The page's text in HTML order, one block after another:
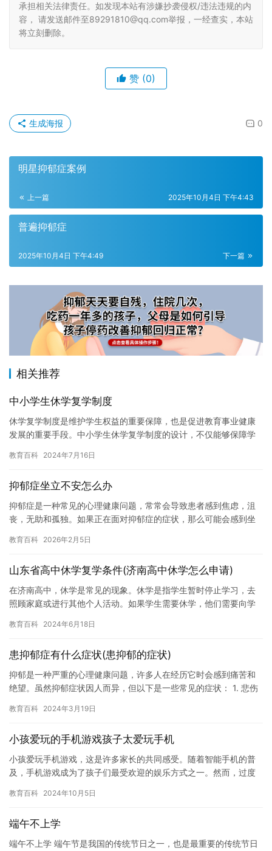
承担相关法律责任。如发现本站有涉嫌抄袭侵权/违法违规的内
容， 请发送邮件至89291810@qq.com举报，一经查实，本站
将立刻删除。
赞 (0)
0
生成海报
明星抑郁症案例
上一篇 2025年10月4日 下午4:43
普遍抑郁症
下一篇
2025年10月4日 下午4:49
相关推荐
中小学生休学复学制度
休学复学制度是维护学生权益的重要保障，也是促进教育事业健康
发展的重要手段。中小学生休学复学制度的设计，不仅能够保障学
小学生…
教育百科 2024年7月16日
抑郁症坐立不安怎么办
抑郁症是一种常见的心理健康问题，常常会导致患者感到焦虑，沮
丧，无助和孤独。如果正在面对抑郁症的症状，那么可能会感到坐
议，帮助…
教育百科 2026年2月5日
山东省高中休学复学条件(济南高中休学怎么申请)
在济南高中，休学是常见的现象。休学是指学生暂时停止学习，去
照顾家庭或进行其他个人活动。如果学生需要休学，他们需要向学
教育百科 2024年6月18日
患抑郁症有什么症状(患抑郁的症状)
抑郁是一种严重的心理健康问题，许多人在经历它时会感到痛苦和
绝望。虽然抑郁症状因人而异，但以下是一些常见的症状： 1. 悲伤
教育百科 2024年3月19日
小孩爱玩的手机游戏孩子太爱玩手机
小孩爱玩手机游戏，这是许多家长的共同感受。随着智能手机的普
及，手机游戏成为了孩子们最受欢迎的娱乐方式之一。然而，过度
中，我们…
教育百科 2024年10月5日
端午不上学
端午不上学 端午节是我国的传统节日之一，也是最重要的传统节日